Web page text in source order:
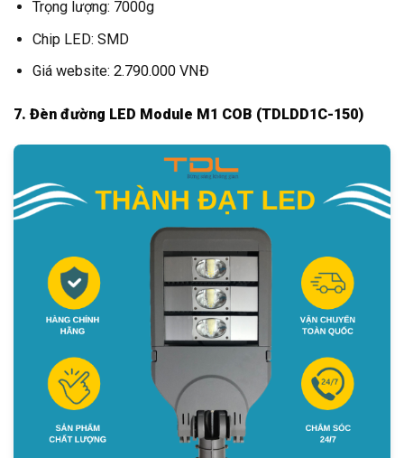
Trọng lượng: 7000g
Chip LED: SMD
Giá website: 2.790.000 VNĐ
7. Đèn đường LED Module M1 COB (TDLDD1C-150)